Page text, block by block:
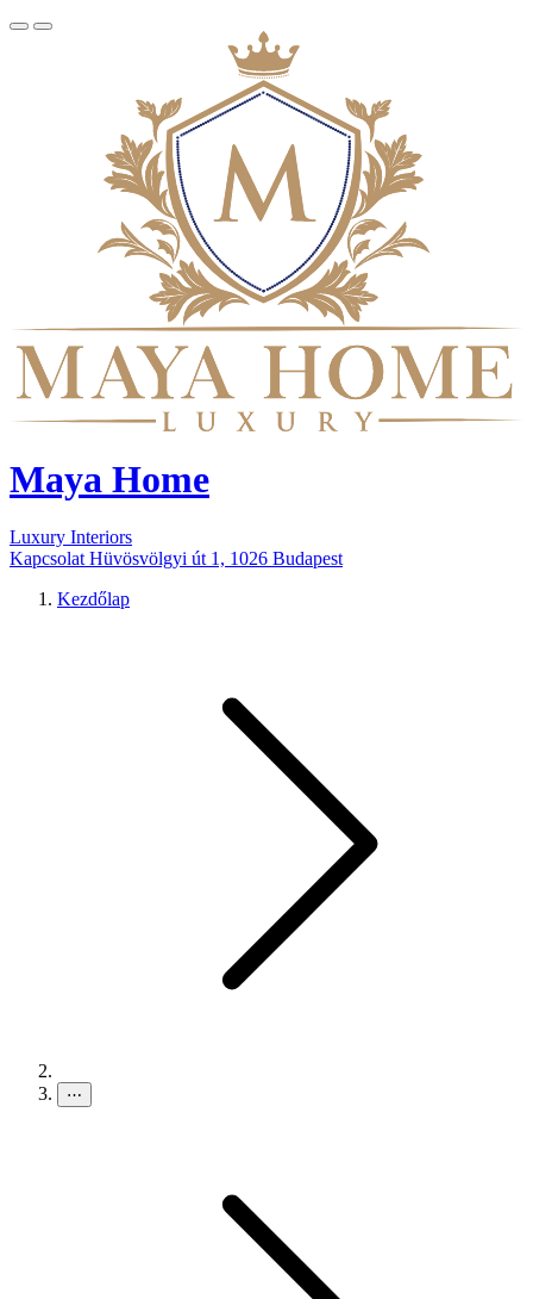
Maya Home
Luxury Interiors
Kapcsolat Hüvösvölgyi út 1, 1026 Budapest
Kezdőlap
⋯